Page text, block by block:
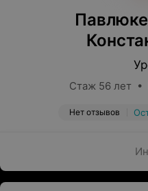
Стаж 56 лет •
Нет отзывов